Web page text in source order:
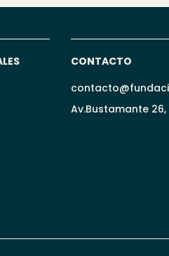
CONTACTO
Av.Bustamante